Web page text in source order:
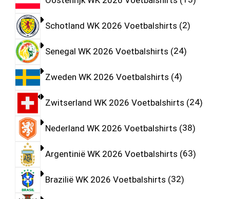
Schotland WK 2026 Voetbalshirts 2
Senegal WK 2026 Voetbalshirts 24
Zweden WK 2026 Voetbalshirts 4
Zwitserland WK 2026 Voetbalshirts 24
Nederland WK 2026 Voetbalshirts 38
Argentinië WK 2026 Voetbalshirts 63
Brazilië WK 2026 Voetbalshirts 32